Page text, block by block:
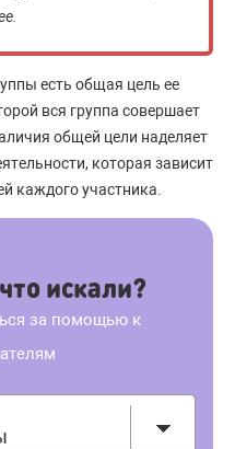
есть общая цель ее
вся группа совершает
общей цели наделяет
которая зависит
каждого участника.
искали?
за помощью к